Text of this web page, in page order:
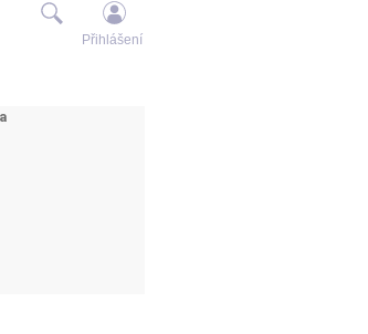
Přihlášení